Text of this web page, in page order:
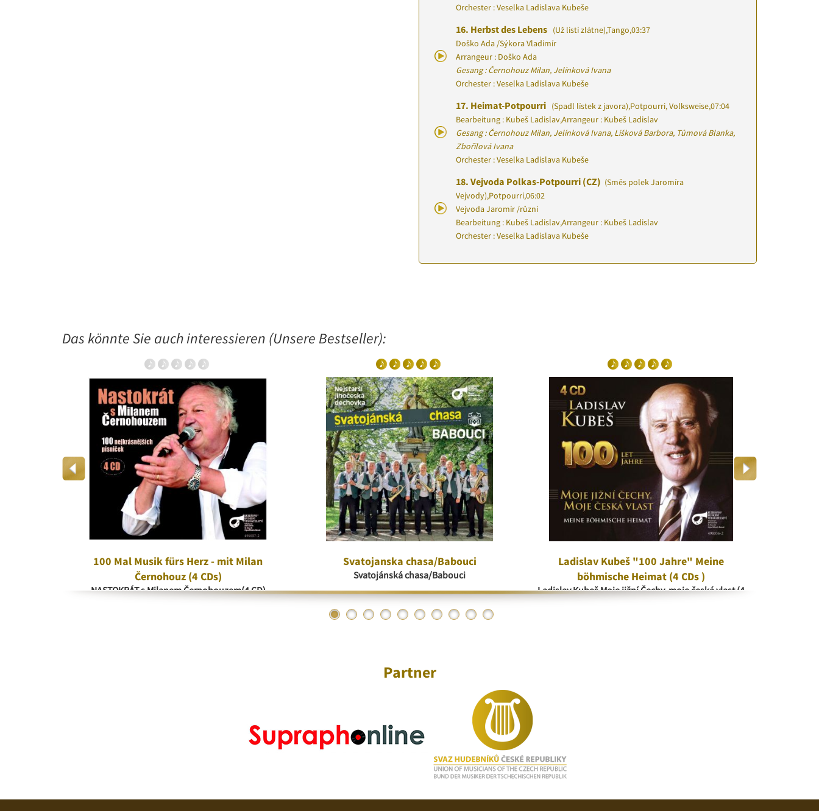
Orchester : Veselka Ladislava Kubeše
16. Herbst des Lebens (Už listí zlátne),Tango,03:37
Doško Ada /Sýkora Vladimír
Arrangeur : Doško Ada
Gesang : Černohouz Milan, Jelínková Ivana
Orchester : Veselka Ladislava Kubeše
17. Heimat-Potpourri (Spadl lístek z javora),Potpourri, Volksweise,07:04
Bearbeitung : Kubeš Ladislav,Arrangeur : Kubeš Ladislav
Gesang : Černohouz Milan, Jelínková Ivana, Lišková Barbora, Tůmová Blanka,
Zbořilová Ivana
Orchester : Veselka Ladislava Kubeše
18. Vejvoda Polkas-Potpourri (CZ) (Směs polek Jaromíra
Vejvody),Potpourri,06:02
Vejvoda Jaromír /různí
Bearbeitung : Kubeš Ladislav,Arrangeur : Kubeš Ladislav
Orchester : Veselka Ladislava Kubeše
Das könnte Sie auch interessieren (Unsere Bestseller):
100 Mal Musik fürs Herz - mit Milan
Černohouz (4 CDs)
NASTOKRÁT s Milanem Černohouzem(4 CD)
Svatojanska chasa/Babouci
Svatojánská chasa/Babouci
Ladislav Kubeš "100 Jahre" Meine
böhmische Heimat (4 CDs )
Ladislav Kubeš Moje jižní Čechy, moje česká vlast (4
Partner